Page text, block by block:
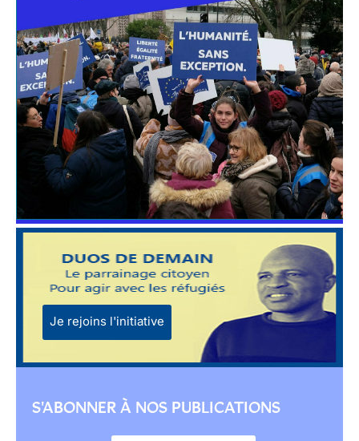
Je rejoins l'initiative
S'ABONNER À NOS PUBLICATIONS